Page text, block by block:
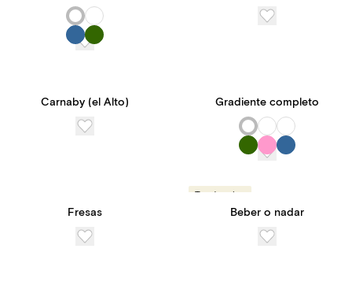
Carnaby (el Alto) Gradiente completo
Fresas
Tendencias
Beber o nadar